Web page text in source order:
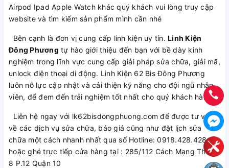
Airpod Ipad Apple Watch khác quý khách vui lòng truy cập
website và tìm kiếm sản phẩm mình cần nhé
Bên cạnh là đơn vị cung cấp linh kiện uy tín. Linh Kiện
Đông Phương tự hào giới thiệu đến bạn với bề dày kinh
nghiệm trong lĩnh vực cung cấp giải pháp sửa chữa, giải mã,
unlock điện thoại di động. Linh Kiện 62 Bis Đông Phương
luôn nỗ lực cập nhật và cải thiện kỹ năng cho đội ngũ nhân
viên, để đem đến trải nghiệm tốt nhất cho quý khách hàng.
Liên hệ ngay với lk62bisdongphuong.com để được tư vấn
về các dịch vụ sửa chữa, báo giá cũng như đặt lịch sửa
chữa một cách nhanh nhất qua số Hotline: 0918.428.428
hoặc ghé trực tiếp cửa hàng tại : 285/112 Cách Mạng Tháng
8 P.12 Quận 10